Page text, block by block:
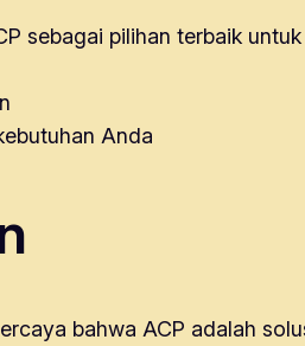
sebagai pilihan terbaik
Anda
bahwa ACP adalah